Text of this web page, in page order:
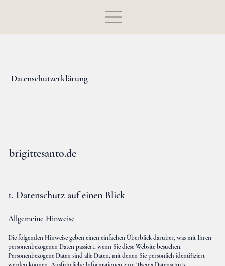
Datenschutzerklärung
brigittesanto.de
1. Datenschutz auf einen Blick
Allgemeine Hinweise
Die folgenden Hinweise geben einen einfachen Überblick darüber, was mit Ihren
personenbezogenen Daten passiert, wenn Sie diese Website besuchen.
Personenbezogene Daten sind alle Daten, mit denen Sie persönlich identifiziert